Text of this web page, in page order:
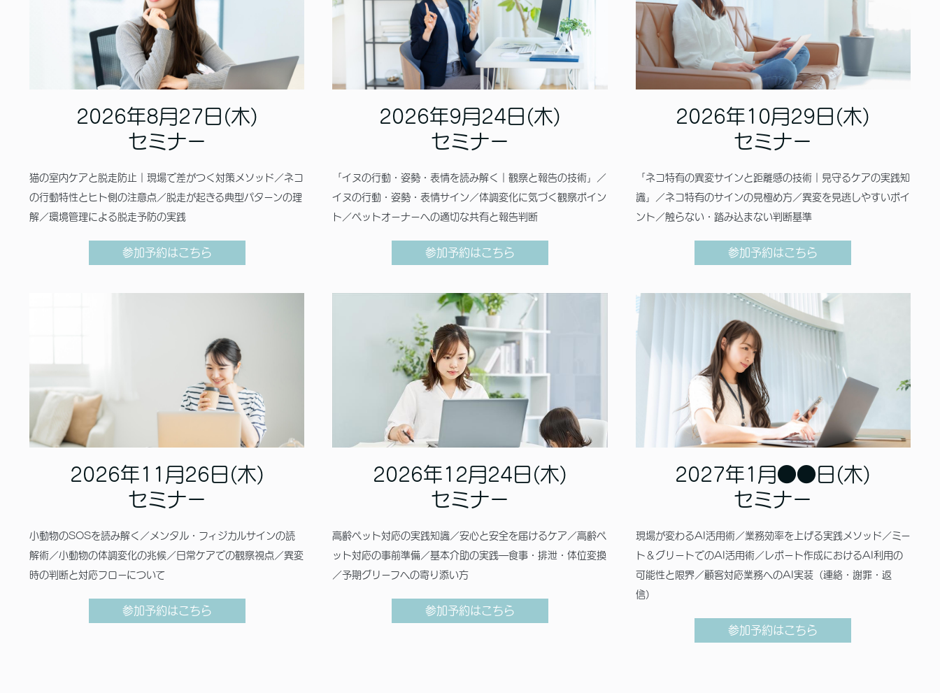
2026年8月27日(木)
セミナー
猫の室内ケアと脱走防止｜現場で差がつく対策メソッド／ネコ
の行動特性とヒト側の注意点／脱走が起きる典型パターンの理
解／環境管理による脱走予防の実践
参加予約はこちら
2026年9月24日(木)
セミナー
「イヌの行動・姿勢・表情を読み解く｜観察と報告の技術」／
イヌの行動・姿勢・表情サイン／体調変化に気づく観察ポイン
ト／ペットオーナーへの適切な共有と報告判断
参加予約はこちら
2026年10月29日(木)
セミナー
「ネコ特有の異変サインと距離感の技術｜見守るケアの実践知
識」／ネコ特有のサインの見極め方／異変を見逃しやすいポイ
ント／触らない・踏み込まない判断基準
参加予約はこちら
2026年11月26日(木)
セミナー
小動物のSOSを読み解く／メンタル・フィジカルサインの読
解術／小動物の体調変化の兆候／日常ケアでの観察視点／異変
時の判断と対応フローについて
参加予約はこちら
2026年12月24日(木)
セミナー
高齢ペット対応の実践知識／安心と安全を届けるケア／高齢ペ
ット対応の事前準備／基本介助の実践―食事・排泄・体位変換
／予期グリーフへの寄り添い方
参加予約はこちら
2027年1月●●日(木)
セミナー
現場が変わるAI活用術／業務効率を上げる実践メソッド／ミー
ト＆グリートでのAI活用術／レポート作成におけるAI利用の
可能性と限界／顧客対応業務へのAI実装（連絡・謝罪・返
信）
参加予約はこちら